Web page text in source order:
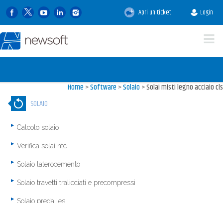
Apri un ticket Login
Home>Software>Solaio>Solai misti legno acciaio cls
SOLAIO
Calcolo solaio
Verifica solai ntc
Solaio laterocemento
Solaio travetti tralicciati e precompressi
Solaio predalles